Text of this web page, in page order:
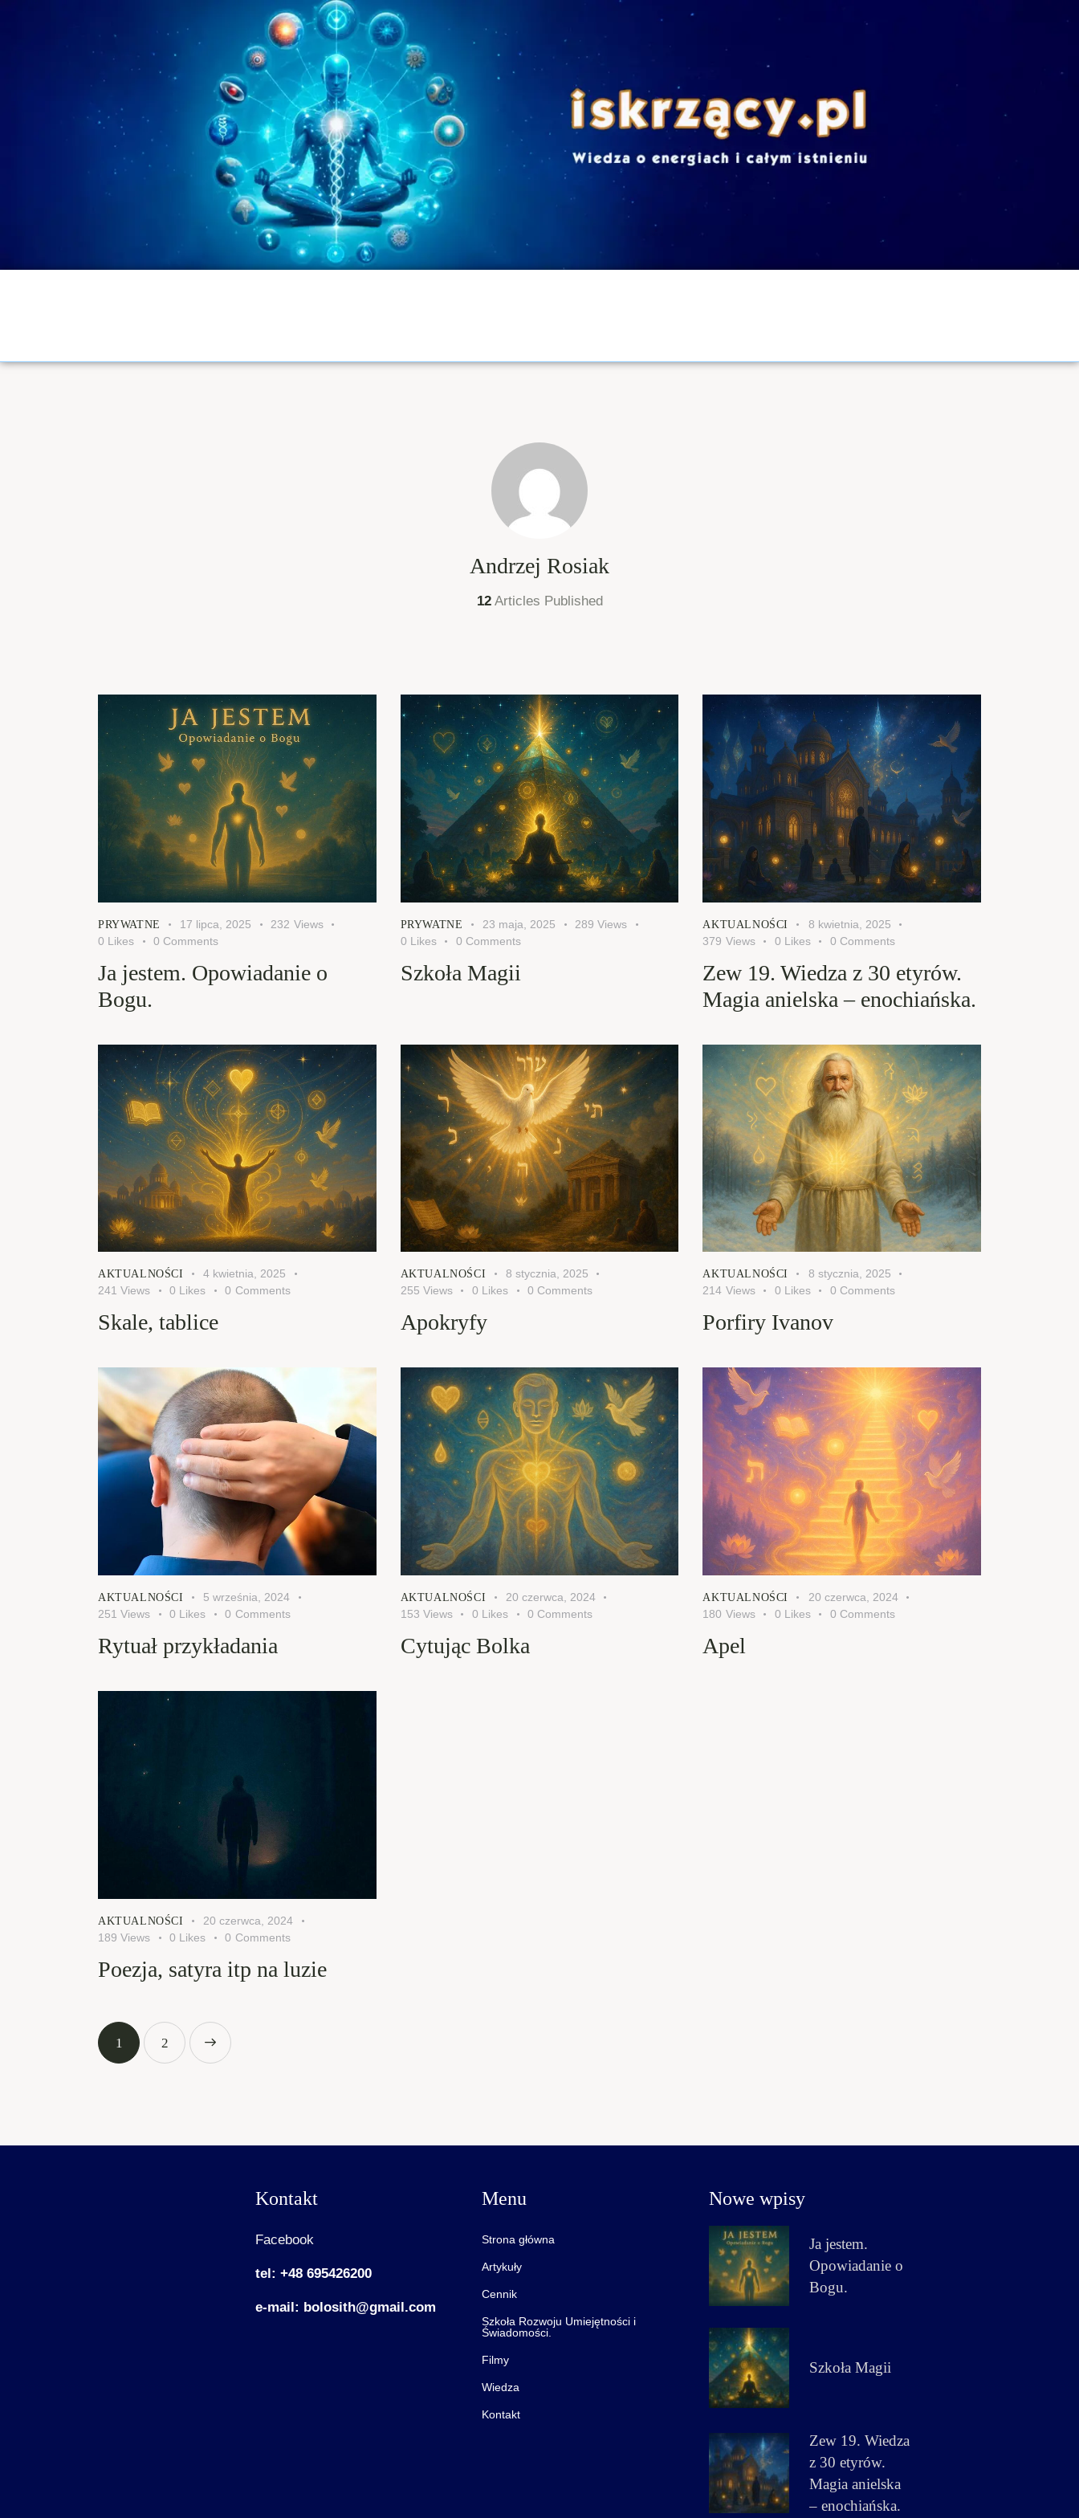
Andrzej Rosiak
12Articles Published
PRYWATNE 17 lipca, 2025 232 Views
0 Likes 0 Comments
Ja jestem. Opowiadanie o
Bogu.
PRYWATNE 23 maja, 2025 289 Views
0 Likes 0 Comments
Szkoła Magii
AKTUALNOŚCI
8 kwietnia, 2025
379 Views 0 Likes 0 Comments
Zew 19. Wiedza z 30 etyrów.
Magia anielska – enochiańska.
AKTUALNOŚCI
4 kwietnia, 2025
241 Views 0 Likes 0 Comments
Skale, tablice
AKTUALNOŚCI
8 stycznia, 2025
255 Views 0 Likes 0 Comments
Apokryfy
AKTUALNOŚCI
8 stycznia, 2025
214 Views 0 Likes 0 Comments
Porfiry Ivanov
AKTUALNOŚCI
5 września, 2024
251 Views 0 Likes 0 Comments
Rytuał przykładania
AKTUALNOŚCI
20 czerwca, 2024
153 Views 0 Likes 0 Comments
Cytując Bolka
AKTUALNOŚCI
20 czerwca, 2024
180 Views 0 Likes 0 Comments
Apel
AKTUALNOŚCI
20 czerwca, 2024
189 Views 0 Likes 0 Comments
Poezja, satyra itp na luzie
1 2
Kontakt
Facebook
tel: +48 695426200
e-mail: bolosith@gmail.com
Menu
Strona główna
Artykuły
Cennik
Szkoła Rozwoju Umiejętności i
Świadomości.
Filmy
Wiedza
Kontakt
Nowe wpisy
Ja jestem.
Opowiadanie o
Bogu.
Szkoła Magii
Zew 19. Wiedza
z 30 etyrów.
Magia anielska
– enochiańska.